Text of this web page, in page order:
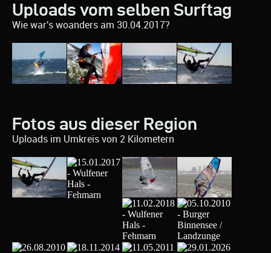
Uploads vom selben Surftag
Wie war's woanders am 30.04.2017?
Fotos aus dieser Region
Uploads im Umkreis von 2 Kilometern